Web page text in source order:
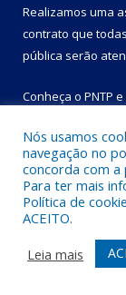
Realizamos uma
contrato que
pública serão
Conheça o PNTP e
Todos os
Mapa do Site
Acessar
Nós usamos
navegação no
concorda com a
Para ter mais
Política de
ACEITO.
Leia mais